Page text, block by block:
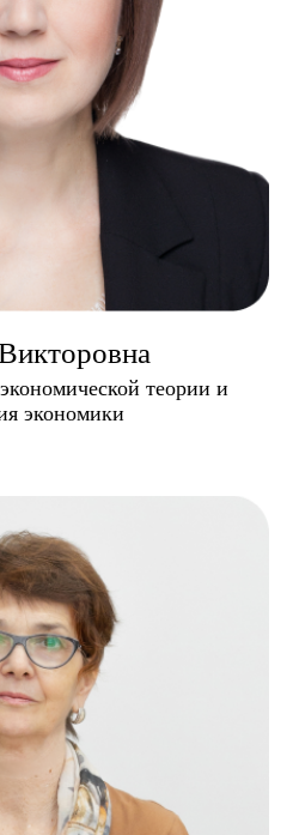
теории и
экономики